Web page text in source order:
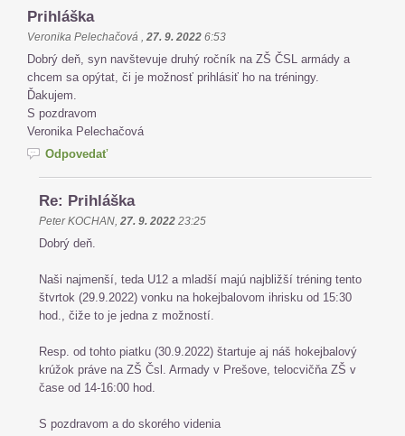
Prihláška
Veronika Pelechačová , 27. 9. 2022 6:53
Dobrý deň, syn navštevuje druhý ročník na ZŠ ČSL armády a
chcem sa opýtat, či je možnosť prihlásiť ho na tréningy.
Ďakujem.
S pozdravom
Veronika Pelechačová
Odpovedať
Re: Prihláška
Peter KOCHAN, 27. 9. 2022 23:25
Dobrý deň.
Naši najmenší, teda U12 a mladší majú najbližší tréning tento
štvrtok (29.9.2022) vonku na hokejbalovom ihrisku od 15:30
hod., čiže to je jedna z možností.
Resp. od tohto piatku (30.9.2022) štartuje aj náš hokejbalový
krúžok práve na ZŠ Čsl. Armady v Prešove, telocvičňa ZŠ v
čase od 14-16:00 hod.
S pozdravom a do skorého videnia